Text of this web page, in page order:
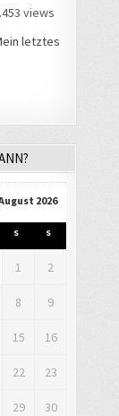
views
letztes
2026
S S
1 2
8 9
15 16
22 23
29 30